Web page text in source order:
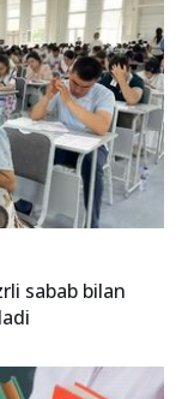
sabab bilan